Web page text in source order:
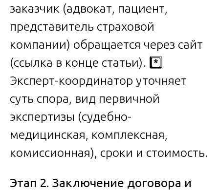
заказчик (адвокат, пациент,
представитель страховой
компании) обращается через сайт
(ссылка в конце статьи). *️⃣
Эксперт-координатор уточняет
суть спора, вид первичной
экспертизы (судебно-
медицинская, комплексная,
комиссионная), сроки и стоимость.
Этап 2. Заключение договора и